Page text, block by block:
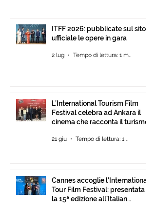
ITFF 2026: pubblicate sul sito
ufficiale le opere in gara
2 lug Tempo di lettura: 1 min
L’International Tourism Film
Festival celebra ad Ankara il
cinema che racconta il turismo.
21 giu Tempo di lettura: 1 min
Cannes accoglie l’International
Tour Film Festival: presentata
la 15ª edizione all’Italian